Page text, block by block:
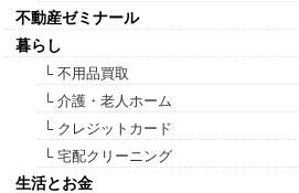
不動産ゼミナール
暮らし
└ 不用品買取
└ 介護・老人ホーム
└ クレジットカード
└ 宅配クリーニング
生活とお金